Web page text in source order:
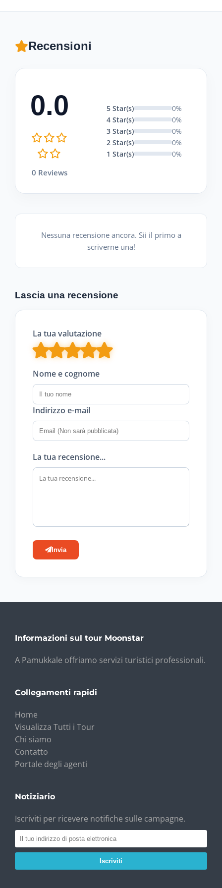
Recensioni
0.0
0 Reviews
5 Star(s)
0%
4 Star(s)
0%
3 Star(s)
0%
2 Star(s)
0%
1 Star(s)
0%
Nessuna recensione ancora. Sii il primo a
scriverne una!
Lascia una recensione
La tua valutazione
Nome e cognome
Indirizzo e-mail
La tua recensione...
Invia
Informazioni sul tour Moonstar
A Pamukkale offriamo servizi turistici professionali.
Collegamenti rapidi
Home
Visualizza Tutti i Tour
Chi siamo
Contatto
Portale degli agenti
Notiziario
Iscriviti per ricevere notifiche sulle campagne.
Iscriviti